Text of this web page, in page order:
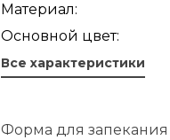
Материал:
Основной цвет:
Все характеристики
Форма для